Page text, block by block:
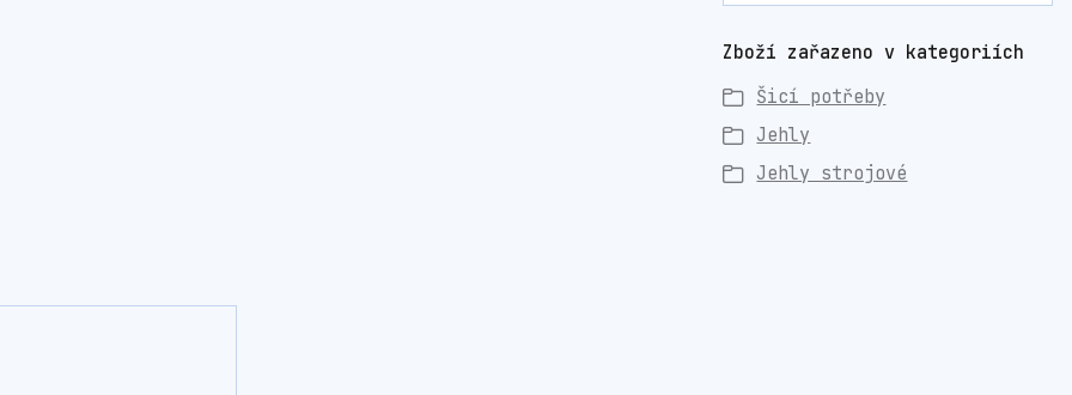
Zboží zařazeno v kategoriích
Šicí potřeby
Jehly
Jehly strojové